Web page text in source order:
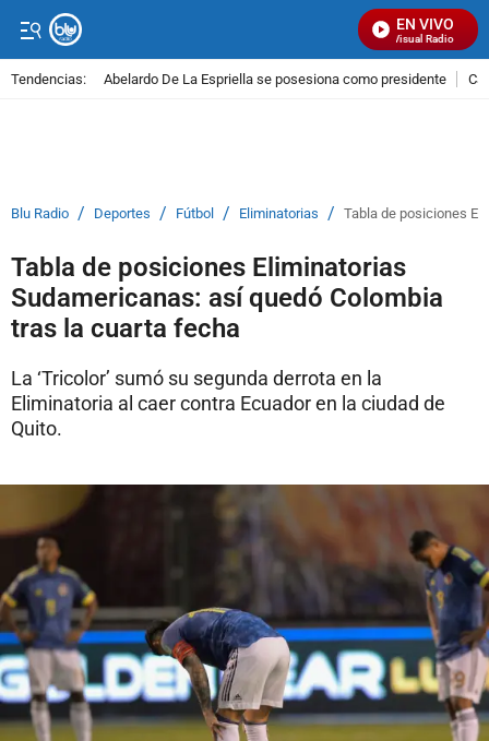
EN VIVO
Señal Visual Radio
Tendencias: Abelardo De La Espriella se posesiona como presidente
Blu Radio / Deportes / Fútbol / Eliminatorias / Tabla de posiciones
Tabla de posiciones Eliminatorias
Sudamericanas: así quedó Colombia
tras la cuarta fecha
La ‘Tricolor’ sumó su segunda derrota en la
Eliminatoria al caer contra Ecuador en la ciudad de
Quito.